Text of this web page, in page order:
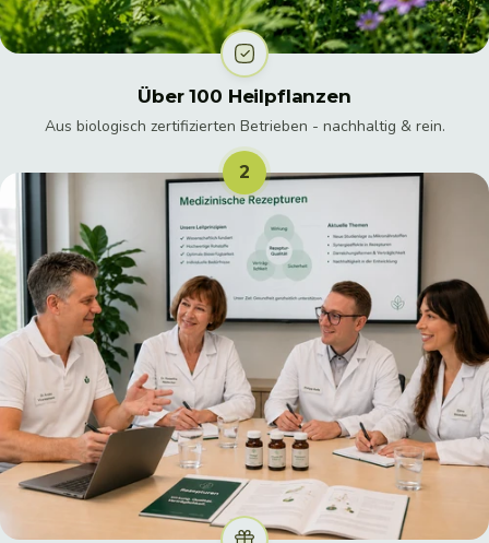
Über 100 Heilpflanzen
Aus biologisch zertifizierten Betrieben - nachhaltig & rein.
2